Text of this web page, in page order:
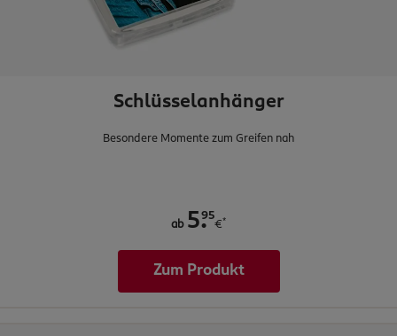
Schlüsselanhänger
Besondere Momente zum Greifen nah
ab 5.
95
€*
Zum Produkt